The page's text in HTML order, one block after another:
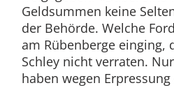
Geldsummen keine
der Behörde. Welche
am Rübenberge einging,
Schley nicht verraten.
haben wegen